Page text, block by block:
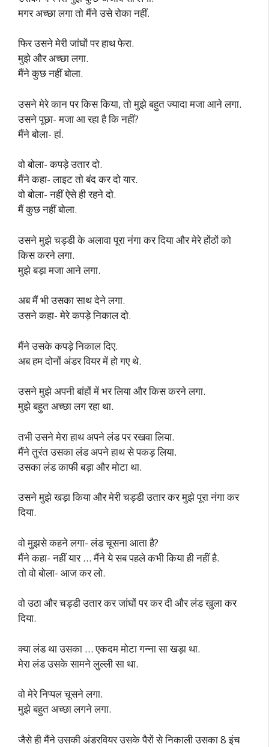
मगर अच्छा लगा तो मैंने उसे रोका नहीं.
फिर उसने मेरी जांघों पर हाथ फेरा.
मुझे और अच्छा लगा.
मैंने कुछ नहीं बोला.
उसने मेरे कान पर किस किया, तो मुझे बहुत ज्यादा मजा आने लगा.
उसने पूछा- मजा आ रहा है कि नहीं?
मैंने बोला- हां.
वो बोला- कपड़े उतार दो.
मैंने कहा- लाइट तो बंद कर दो यार.
वो बोला- नहीं ऐसे ही रहने दो.
मैं कुछ नहीं बोला.
उसने मुझे चड्डी के अलावा पूरा नंगा कर दिया और मेरे होंठों को
किस करने लगा.
मुझे बड़ा मजा आने लगा.
अब मैं भी उसका साथ देने लगा.
उसने कहा- मेरे कपड़े निकाल दो.
मैंने उसके कपड़े निकाल दिए.
अब हम दोनों अंडर वियर में हो गए थे.
उसने मुझे अपनी बांहों में भर लिया और किस करने लगा.
मुझे बहुत अच्छा लग रहा था.
तभी उसने मेरा हाथ अपने लंड पर रखवा लिया.
मैंने तुरंत उसका लंड अपने हाथ से पकड़ लिया.
उसका लंड काफी बड़ा और मोटा था.
उसने मुझे खड़ा किया और मेरी चड्डी उतार कर मुझे पूरा नंगा कर
दिया.
वो मुझसे कहने लगा- लंड चूसना आता है?
मैंने कहा- नहीं यार … मैंने ये सब पहले कभी किया ही नहीं है.
तो वो बोला- आज कर लो.
वो उठा और चड्डी उतार कर जांघों पर कर दी और लंड खुला कर
दिया.
क्या लंड था उसका … एकदम मोटा गन्ना सा खड़ा था.
मेरा लंड उसके सामने लुल्ली सा था.
वो मेरे निप्पल चूसने लगा.
मुझे बहुत अच्छा लगने लगा.
जैसे ही मैंने उसकी अंडरवियर उसके पैरों से निकाली उसका 8 इंच